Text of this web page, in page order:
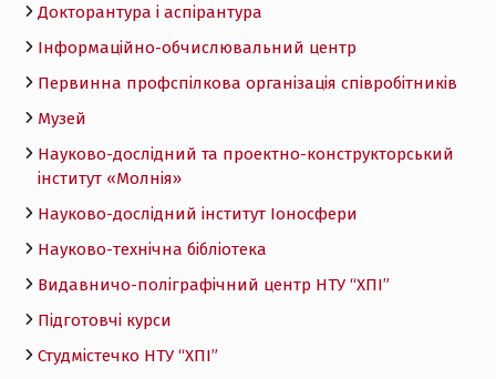
Докторантура і аспірантура
Інформаційно-обчислювальний центр
Первинна профспілкова організація співробітників
Музей
Науково-дослідний та проектно-конструкторський
інститут «Молнія»
Науково-дослідний інститут Іоносфери
Науково-технічна бібліотека
Видавничо-поліграфічний центр НТУ “ХПІ”
Підготовчі курси
Студмістечко НТУ “ХПІ”